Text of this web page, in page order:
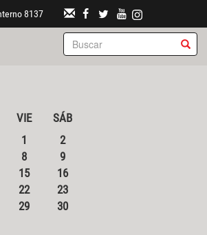
8137
VIE
SÁB
1
2
8
9
15
16
22
23
29
30